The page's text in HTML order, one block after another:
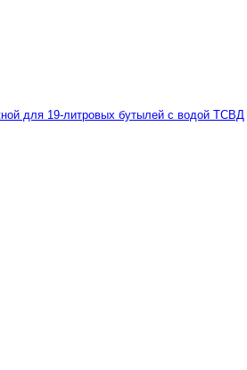
для 19-литровых бутылей с водой ТСВД